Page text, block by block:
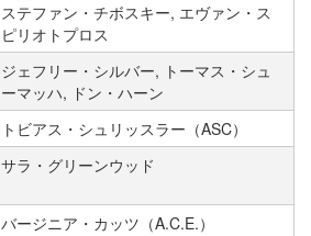
ステファン・チボスキー, エヴァン・ス
ピリオトプロス
ジェフリー・シルバー, トーマス・シュ
ーマッハ, ドン・ハーン
トビアス・シュリッスラー（ASC）
サラ・グリーンウッド
バージニア・カッツ（A.C.E.）